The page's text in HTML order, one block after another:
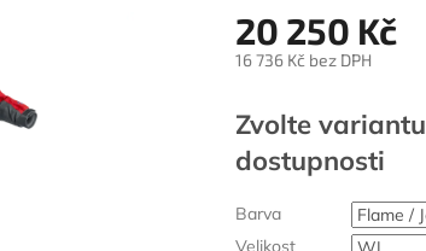
20 250 Kč
16 736 Kč bez DPH
cena:
Zvolte variantu
Barva